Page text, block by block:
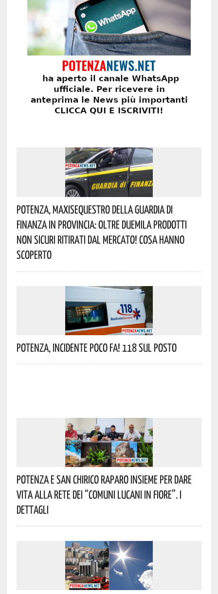
Potenza, Maxisequestro Della Guardia Di
Finanza In Provincia: Oltre Duemila Prodotti
Non Sicuri Ritirati Dal Mercato! Cosa Hanno
Scoperto
Potenza, Incidente Poco Fa! 118 Sul Posto
Potenza E San Chirico Raparo Insieme Per Dare
Vita Alla Rete Dei “Comuni Lucani In Fiore”. I
Dettagli